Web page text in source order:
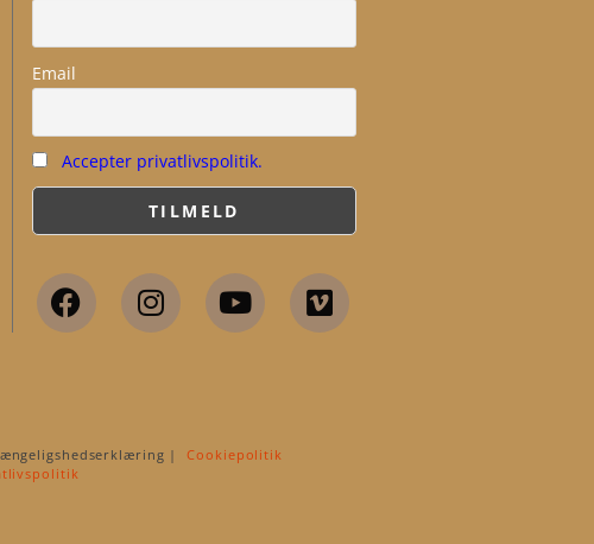
Email
Accepter privatlivspolitik.
|Cookiepolitik